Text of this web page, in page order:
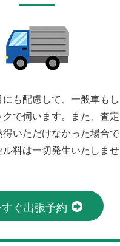
にも配慮して、一般車もし
クで伺います。また、査定
いただけなかった場合で
ル料は一切発生いたしませ
ぐ出張予約